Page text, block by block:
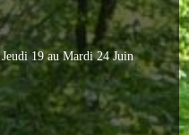
19 au Mardi 24 Juin